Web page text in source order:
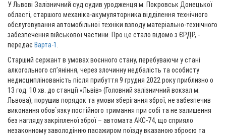
У Львові Залізничний суд судив уродженця м. Покровськ Донецької
області, старшого механіка-акумуляторника відділення технічного
обслуговування автомобільної техніки взводу матеріально-технічного
забезпечення військової частини. Про це стало відомо з ЄРДР, -
передає Варта-1
Старший сержант в умовах воєнного стану, перебуваючи у стані
алкогольного сп’яніння, через злочинну недбалість та особисту
недисциплінованість після прибуття 9 грудня 2022 року приблизно о
13 год. 10 хв. до станції «Львів» (Головний залізничний вокзал м.
Львова), порушив порядок та умови зберігання зброї, не забезпечив
виконання обов`язку постійного тримання при собі та не залишення
без нагляду закріпленої зброї – автомата АКС-74, що сприяло
незаконному заволодінню пасажиром поїзду вказаною зброєю та